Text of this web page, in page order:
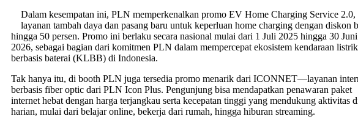
Dalam kesempatan ini, PLN memperkenalkan promo EV Home Charging Service 2.0,
layanan tambah daya dan pasang baru untuk keperluan home charging dengan diskon
hingga 50 persen. Promo ini berlaku secara nasional mulai dari 1 Juli 2025 hingga 30 Juni
2026, sebagai bagian dari komitmen PLN dalam mempercepat ekosistem kendaraan listrik
berbasis baterai (KLBB) di Indonesia.
Tak hanya itu, di booth PLN juga tersedia promo menarik dari ICONNET—layanan
berbasis fiber optic dari PLN Icon Plus. Pengunjung bisa mendapatkan penawaran paket
internet hebat dengan harga terjangkau serta kecepatan tinggi yang mendukung aktivitas
harian, mulai dari belajar online, bekerja dari rumah, hingga hiburan streaming.